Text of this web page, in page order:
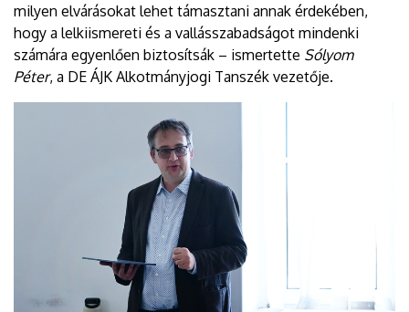
milyen elvárásokat lehet támasztani annak érdekében,
hogy a lelkiismereti és a vallásszabadságot mindenki
számára egyenlően biztosítsák – ismertette Sólyom
Péter, a DE ÁJK Alkotmányjogi Tanszék vezetője.